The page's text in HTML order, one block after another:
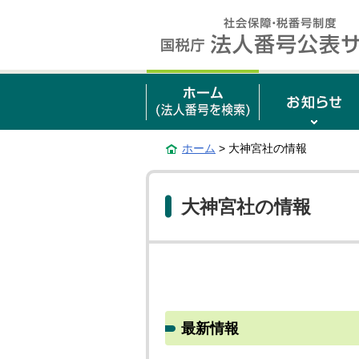
ホーム > 大神宮社の情報
大神宮社の情報
最新情報